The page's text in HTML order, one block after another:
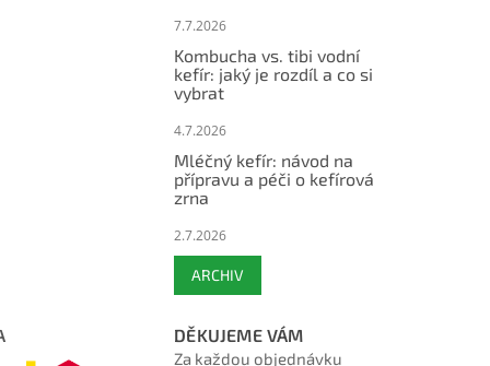
7.7.2026
Kombucha vs. tibi vodní
kefír: jaký je rozdíl a co si
vybrat
4.7.2026
Mléčný kefír: návod na
přípravu a péči o kefírová
zrna
2.7.2026
ARCHIV
DĚKUJEME VÁM
Za každou objednávku